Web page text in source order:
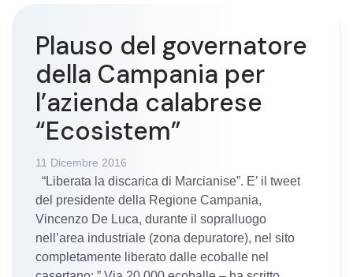
Plauso del governatore
della Campania per
l’azienda calabrese
“Ecosistem”
11 Dicembre 2016
“Liberata la discarica di Marcianise”. E’ il tweet
del presidente della Regione Campania,
Vincenzo De Luca, durante il sopralluogo
nell’area industriale (zona depuratore), nel sito
completamente liberato dalle ecoballe nel